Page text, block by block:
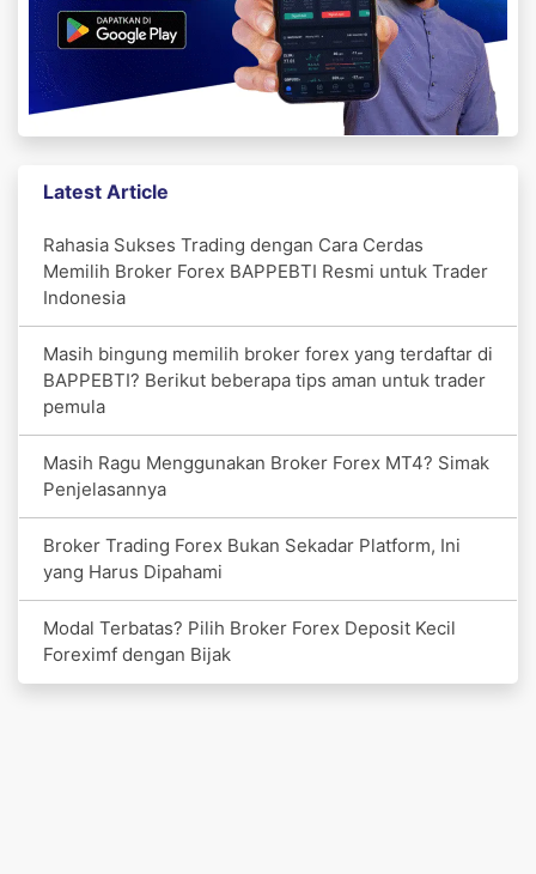
Latest Article
Rahasia Sukses Trading dengan Cara Cerdas
Memilih Broker Forex BAPPEBTI Resmi untuk Trader
Indonesia
Masih bingung memilih broker forex yang terdaftar di
BAPPEBTI? Berikut beberapa tips aman untuk trader
pemula
Masih Ragu Menggunakan Broker Forex MT4? Simak
Penjelasannya
Broker Trading Forex Bukan Sekadar Platform, Ini
yang Harus Dipahami
Modal Terbatas? Pilih Broker Forex Deposit Kecil
Foreximf dengan Bijak